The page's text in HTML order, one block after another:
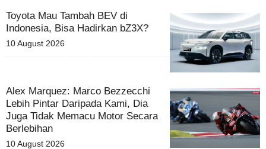
Toyota Mau Tambah BEV di
Indonesia, Bisa Hadirkan bZ3X?
10 August 2026
Alex Marquez: Marco Bezzecchi
Lebih Pintar Daripada Kami, Dia
Juga Tidak Memacu Motor Secara
Berlebihan
10 August 2026